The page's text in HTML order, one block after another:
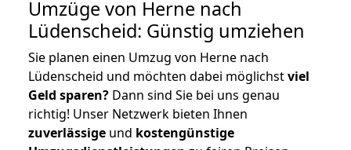
Umzüge von Herne nach
Lüdenscheid: Günstig umziehen
Sie planen einen Umzug von Herne nach
Lüdenscheid und möchten dabei möglichstviel
Geld sparen? Dann sind Sie bei uns genau
richtig! Unser Netzwerk bieten Ihnen
zuverlässige und kostengünstige